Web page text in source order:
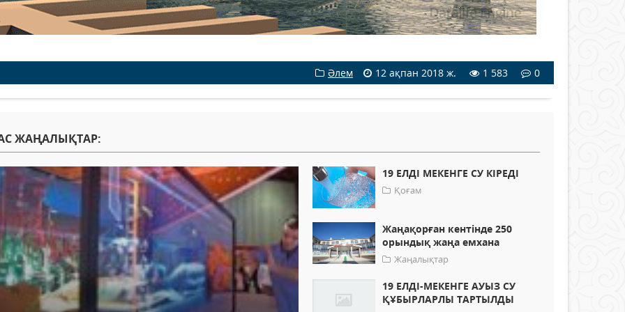
Әлем 12 ақпан 2018 ж. 1 583 0
ЖАҢАЛЫҚТАР:
19 ЕЛДІ МЕКЕНГЕ СУ КІРЕДІ
Қоғам
Жаңақорған кентінде 250
орындық жаңа емхана
Жаңалықтар
19 ЕЛДІ-МЕКЕНГЕ АУЫЗ СУ
ҚҰБЫРЛАРЛЫ ТАРТЫЛДЫ